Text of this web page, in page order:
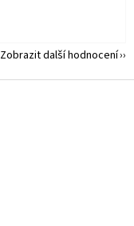
Zobrazit další hodnocení